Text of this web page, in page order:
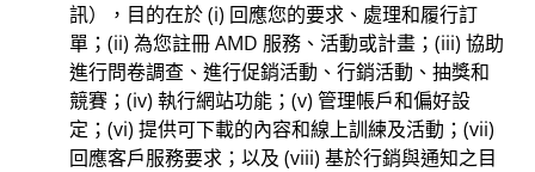
訊），目的在於 (i) 回應您的要求、處理和履行訂
單；(ii) 為您註冊 AMD 服務、活動或計畫；(iii) 協助
進行問卷調查、進行促銷活動、行銷活動、抽獎和
競賽；(iv) 執行網站功能；(v) 管理帳戶和偏好設
定；(vi) 提供可下載的內容和線上訓練及活動；(vii)
回應客戶服務要求；以及 (viii) 基於行銷與通知之目